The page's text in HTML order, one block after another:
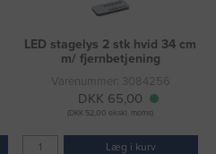
LED stagelys 2 stk hvid 34 cm
m/ fjernbetjening
Varenummer: 3084256
DKK 65,00
(DKK 52,00 ekskl. moms)
Læg i kurv